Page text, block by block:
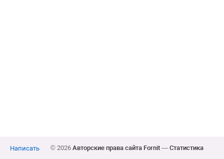
Написать © 2026 Авторские права сайта Fornit— Статистика